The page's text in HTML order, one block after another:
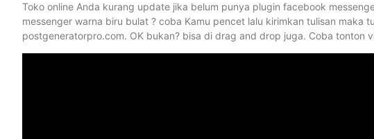
Toko online Anda kurang update jika belum punya plugin facebook
messenger warna biru bulat ? coba Kamu pencet lalu kirimkan tulisan maka
postgeneratorpro.com. OK bukan? bisa di drag and drop juga. Coba tonton